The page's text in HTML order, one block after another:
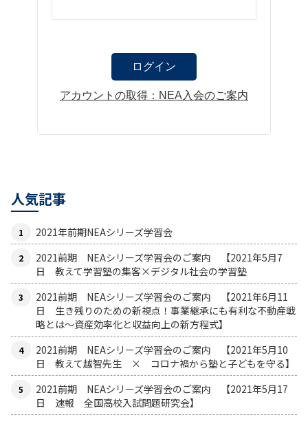
アカウントの取得：NEA入会のご案内
人気記事
2021年前期NEAシリーズ学習会
2021前期 NEAシリーズ学習会のご案内 【2021年5月7
日 教えて学習塾の集客×デジタル社会の学習塾
2021前期 NEAシリーズ学習会のご案内 【2021年6月11
日 生き残りのための新視点！事業継承にも有利な不動産戦
略とは〜資産効率化と収益向上の新方程式】
2021前期 NEAシリーズ学習会のご案内 【2021年5月10
日 教えて越智先生 × コロナ禍から塾と子どもを守る】
2021前期 NEAシリーズ学習会のご案内 【2021年5月17
日 速報 全国高校入試問題研究会】